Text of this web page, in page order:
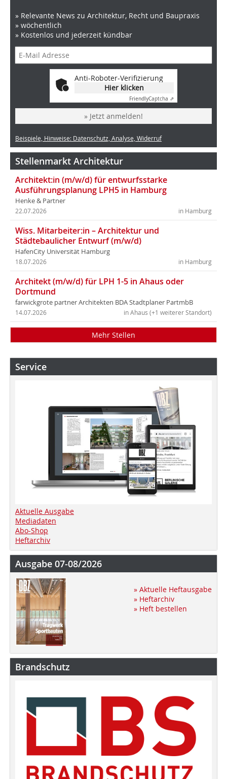
» Relevante News zu Architektur, Recht und Baupraxis
» wöchentlich
» Kostenlos und jederzeit kündbar
Anti-Roboter-Verifizierung
Hier klicken
FriendlyCaptcha ⇗
» Jetzt anmelden!
Beispiele, Hinweise: Datenschutz, Analyse, Widerruf
Stellenmarkt Architektur
Architekt:in (m/w/d) für entwurfsstarke
Ausführungsplanung LPH5 in Hamburg
Henke & Partner
in Hamburg
22.07.2026
Wiss. Mitarbeiter:in – Architektur und
Städtebaulicher Entwurf (m/w/d)
HafenCity Universität Hamburg
in Hamburg
18.07.2026
Architekt (m/w/d) für LPH 1-5 in Ahaus oder
Dortmund
farwickgrote partner Architekten BDA Stadtplaner PartmbB
in Ahaus (+1 weiterer Standort)
14.07.2026
Mehr Stellen
Service
Aktuelle Ausgabe
Mediadaten
Abo-Shop
Heftarchiv
Ausgabe 07-08/2026
» Aktuelle Heftausgabe
» Heftarchiv
» Heft bestellen
Brandschutz